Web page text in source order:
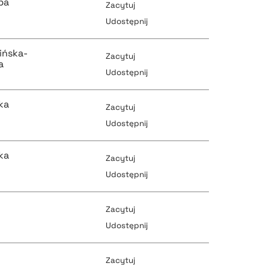
pobierz cytat
pobierz cytat
pobierz cytat
pobierz cytat
pobierz cytat
Zacytuj
Udostępnij
pobierz cytat
pobierz cytat
Zacytuj
Udostępnij
pobierz cytat
pobierz cytat
Zacytuj
Udostępnij
pobierz cytat
Zacytuj
Udostępnij
pobierz cytat
Zacytuj
Udostępnij
Zacytuj